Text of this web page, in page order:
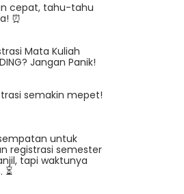
cepat, tahu-tahu
⏰
Mata Kuliah
Jangan Panik!
semakin mepet!
untuk
registrasi semester
tapi waktunya